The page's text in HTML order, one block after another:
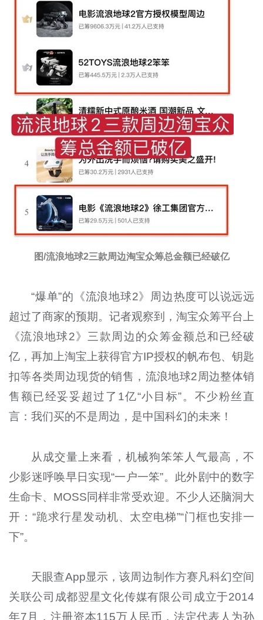
图/流浪地球2三款周边淘宝众筹总金额已经破亿
“爆单”的《流浪地球2》周边热度可以说远远
超过了商家的预期。记者观察到，淘宝众筹平台上
《流浪地球2》三款周边的众筹金额总和已经破
亿，再加上淘宝上获得官方IP授权的帆布包、钥匙
扣等各类周边现货的销售，流浪地球2周边整体销
售额已经妥妥超过了1亿“小目标”。不少粉丝直
言：我们买的不是周边，是中国科幻的未来！
从成交量上来看，机械狗笨笨人气最高，不
少影迷呼唤早日实现“一户一笨”。此外剧中的数字
生命卡、MOSS同样非常受欢迎。不少人还脑洞大
开：“跪求行星发动机、太空电梯”“门框也安排一
下”。
天眼查App显示，该周边制作方赛凡科幻空间
关联公司成都翌星文化传媒有限公司成立于2014
年7月，注册资本115万人民币，法定代表人为孙